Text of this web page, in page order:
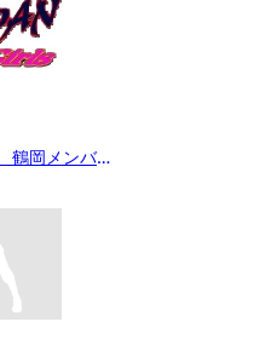
鶴岡メンバ